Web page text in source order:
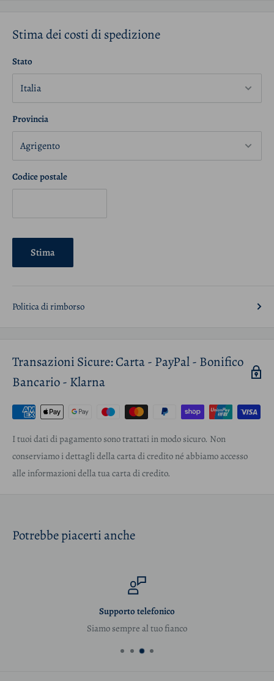
Stima dei costi di spedizione
Stato
Provincia
Codice postale
Stima
Politica di rimborso
Transazioni Sicure: Carta - PayPal - Bonifico
Bancario - Klarna
I tuoi dati di pagamento sono trattati in modo sicuro. Non
conserviamo i dettagli della carta di credito né abbiamo accesso
alle informazioni della tua carta di credito.
Potrebbe piacerti anche
Supporto telefonico
Siamo sempre al tuo fianco